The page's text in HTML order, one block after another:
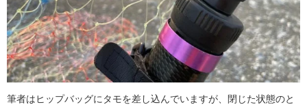
筆者はヒップバッグにタモを差し込んでいますが、閉じた状態のと